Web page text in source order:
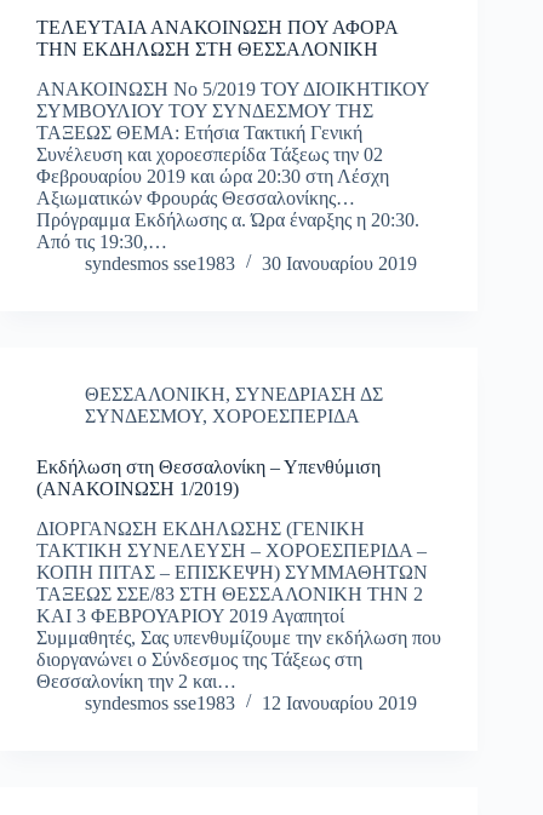
ΤΕΛΕΥΤΑΙΑ ΑΝΑΚΟΙΝΩΣΗ ΠΟΥ ΑΦΟΡΑ
ΤΗΝ ΕΚΔΗΛΩΣΗ ΣΤΗ ΘΕΣΣΑΛΟΝΙΚΗ
ΑΝΑΚΟΙΝΩΣΗ Νο 5/2019 ΤΟΥ ΔΙΟΙΚΗΤΙΚΟΥ
ΣΥΜΒΟΥΛΙΟΥ ΤΟΥ ΣΥΝΔΕΣΜΟΥ ΤΗΣ
ΤΑΞΕΩΣ ΘΕΜΑ: Ετήσια Τακτική Γενική
Συνέλευση και χοροεσπερίδα Τάξεως την 02
Φεβρουαρίου 2019 και ώρα 20:30 στη Λέσχη
Αξιωματικών Φρουράς Θεσσαλονίκης…
Πρόγραμμα Εκδήλωσης α. Ώρα έναρξης η 20:30.
Από τις 19:30,…
syndesmos sse1983
30 Ιανουαρίου 2019
ΘΕΣΣΑΛΟΝΙΚΗ, ΣΥΝΕΔΡΙΑΣΗ ΔΣ
ΣΥΝΔΕΣΜΟΥ, ΧΟΡΟΕΣΠΕΡΙΔΑ
Εκδήλωση στη Θεσσαλονίκη – Υπενθύμιση
(ΑΝΑΚΟΙΝΩΣΗ 1/2019)
ΔΙΟΡΓΑΝΩΣΗ ΕΚΔΗΛΩΣΗΣ (ΓΕΝΙΚΗ
ΤΑΚΤΙΚΗ ΣΥΝΕΛΕΥΣΗ – ΧΟΡΟΕΣΠΕΡΙΔΑ –
ΚΟΠΗ ΠΙΤΑΣ – ΕΠΙΣΚΕΨΗ) ΣΥΜΜΑΘΗΤΩΝ
ΤΑΞΕΩΣ ΣΣΕ/83 ΣΤΗ ΘΕΣΣΑΛΟΝΙΚΗ ΤΗΝ 2
ΚΑΙ 3 ΦΕΒΡΟΥΑΡΙΟΥ 2019 Αγαπητοί
Συμμαθητές, Σας υπενθυμίζουμε την εκδήλωση που
διοργανώνει ο Σύνδεσμος της Τάξεως στη
Θεσσαλονίκη την 2 και…
syndesmos sse1983
12 Ιανουαρίου 2019